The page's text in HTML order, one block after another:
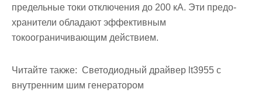
предельные токи отключения до 200 кА. Эти предо­
хранители обладают эффективным
токоограничивающим действием.
Читайте также: Светодиодный драйвер lt3955 с
внутренним шим генератором